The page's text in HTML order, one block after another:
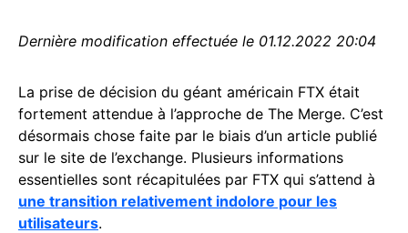
Dernière modification effectuée le 01.12.2022 20:04
La prise de décision du géant américain FTX était
fortement attendue à l’approche de The Merge. C’est
désormais chose faite par le biais d’un article publié
sur le site de l’exchange. Plusieurs informations
essentielles sont récapitulées par FTX qui s’attend à
une transition relativement indolore pour les
utilisateurs.